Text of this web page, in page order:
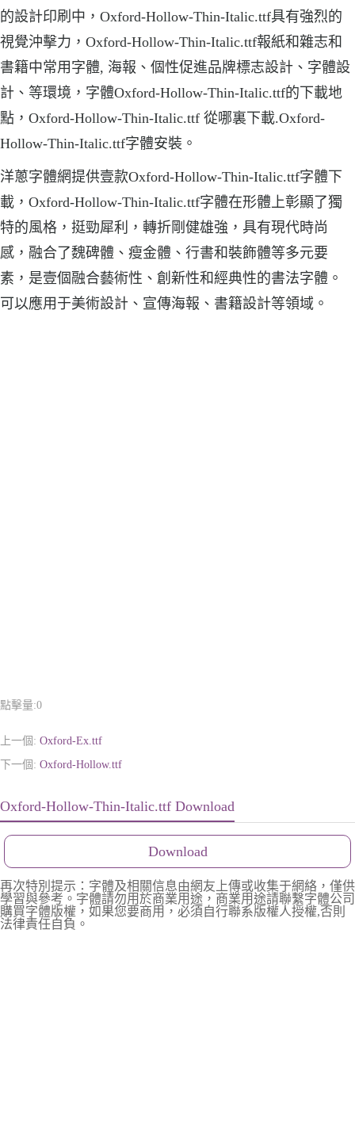
的設計印刷中，Oxford-Hollow-Thin-Italic.ttf具有強烈的
視覺沖擊力，Oxford-Hollow-Thin-Italic.ttf報紙和雜志和
書籍中常用字體, 海報、個性促進品牌標志設計、字體設
計、等環境，字體Oxford-Hollow-Thin-Italic.ttf的下載地
點，Oxford-Hollow-Thin-Italic.ttf 從哪裏下載.Oxford-
Hollow-Thin-Italic.ttf字體安裝。
洋蔥字體網提供壹款Oxford-Hollow-Thin-Italic.ttf字體下
載，Oxford-Hollow-Thin-Italic.ttf字體在形體上彰顯了獨
特的風格，挺勁犀利，轉折剛健雄強，具有現代時尚
感，融合了魏碑體、瘦金體、行書和裝飾體等多元要
素，是壹個融合藝術性、創新性和經典性的書法字體。
可以應用于美術設計、宣傳海報、書籍設計等領域。
點擊量:0
上一個: Oxford-Ex.ttf
下一個: Oxford-Hollow.ttf
Oxford-Hollow-Thin-Italic.ttf Download
Download
再次特別提示：字體及相關信息由網友上傳或收集于網絡，僅供
學習與參考。字體請勿用於商業用途，商業用途請聯繫字體公司
購買字體版權，如果您要商用，必須自行聯系版權人授權,否則
法律責任自負。